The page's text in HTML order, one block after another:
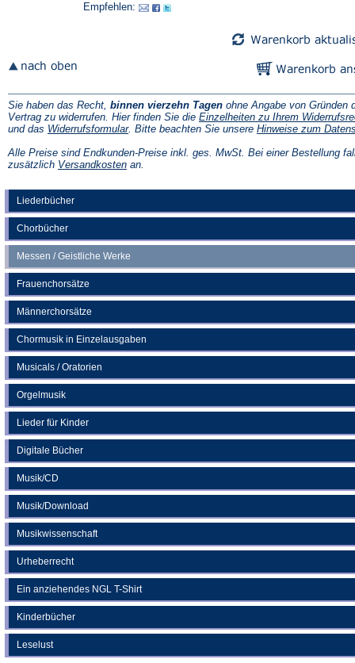
Liederbücher
Chorbücher
Messen / Geistliche Werke
Frauenchorsätze
Männerchorsätze
Chormusik in Einzelausgaben
Musicals / Oratorien
Orgelmusik
Lieder für Kinder
Digitale Bücher
Musik/CD
Musik/Download
Musikwissenschaft
Urheberrecht
Ein anziehendes NGL T-Shirt
Kinderbücher
Leselust
Empfehlen:
Sie haben das Recht, binnen vierzehn Tagen ohne Angabe von Gründen
Vertrag zu widerrufen. Hier finden Sie die Einzelheiten zu Ihrem
und das Widerrufsformular(Öffnet
einem
neuen
. Bitte beachten Sie unsere Hinweise zum
Alle Preise sind Endkunden-Preise inkl. ges. MwSt. Bei einer Bestellung
zusätzlich Versandkosten(Öffnet
an.